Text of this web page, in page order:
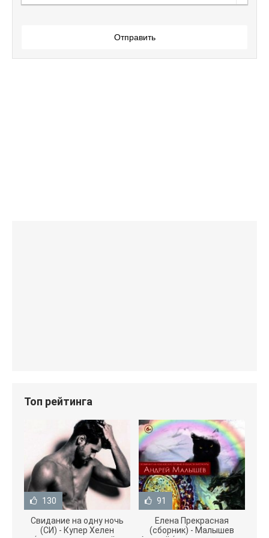
Отправить
Топ рейтинга
130
Свидание на одну ночь
(СИ) - Купер Хелен
91
Елена Прекрасная
(сборник) - Малышев